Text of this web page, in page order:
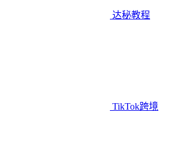
达秘教程
TikTok跨境